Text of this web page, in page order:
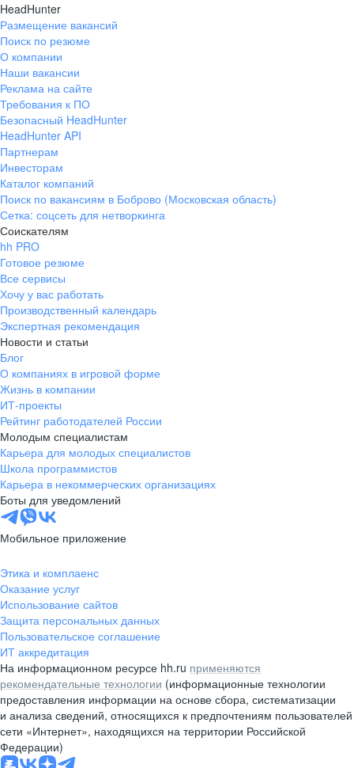
HeadHunter
Размещение вакансий
Поиск по резюме
О компании
Наши вакансии
Реклама на сайте
Требования к ПО
Безопасный HeadHunter
HeadHunter API
Партнерам
Инвесторам
Каталог компаний
Поиск по вакансиям в Боброво (Московская область)
Сетка: соцсеть для нетворкинга
Соискателям
hh PRO
Готовое резюме
Все сервисы
Хочу у вас работать
Производственный календарь
Экспертная рекомендация
Новости и статьи
Блог
О компаниях в игровой форме
Жизнь в компании
ИТ-проекты
Рейтинг работодателей России
Молодым специалистам
Карьера для молодых специалистов
Школа программистов
Карьера в некоммерческих организациях
Боты для уведомлений
Мобильное приложение
Этика и комплаенс
Оказание услуг
Использование сайтов
Защита персональных данных
Пользовательское соглашение
ИТ аккредитация
На информационном ресурсе hh.ru применяются
рекомендательные технологии (информационные технологии
предоставления информации на основе сбора, систематизации
и анализа сведений, относящихся к предпочтениям пользователей
сети «Интернет», находящихся на территории Российской
Федерации)